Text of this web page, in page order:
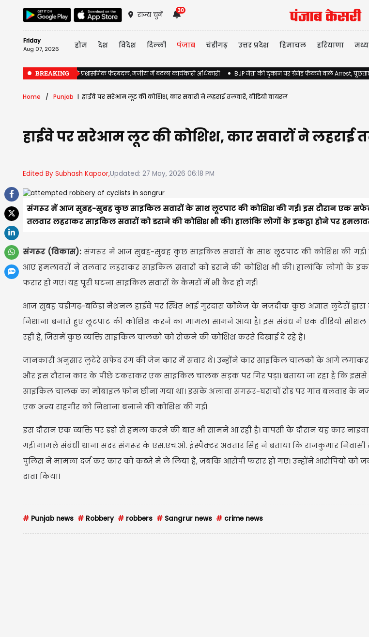
राज्य चुनें
30
Friday
Aug 07, 2026 होम देश विदेश दिल्ली पंजाब चंडीगढ़ उत्तर प्रदेश हिमाचल हरियाणा मध्य
BREAKING
पंजाब में चुनावों से पहले प्रशासनिक फेरबदल, मजीठा में बदला कार्यकारी अधिकारी BJP नेता की दुकान पर ग्रेनेड फेंकने वाले Arrest,
Home Punjab हाईवे पर सरेआम लूट की कोशिश, कार सवारों ने लहराई तलवारें, वीडियो वायरल
हाईवे पर सरेआम लूट की कोशिश, कार सवारों ने लहराई
Edited By Subhash Kapoor,Updated: 27 May, 2026 06:18 PM
संगरूर में आज सुबह-सुबह कुछ साइकिल सवारों के साथ लूटपाट की कोशिश की गई। इस दौरान एक
तलवार लहराकर साइकिल सवारों को डराने की कोशिश भी की। हालांकि लोगों के इकट्ठा होने पर
संगरूर (विकास):संगरूर में आज सुबह-सुबह कुछ साइकिल सवारों के साथ लूटपाट की कोशिश की
आए हमलावरों ने तलवार लहराकर साइकिल सवारों को डराने की कोशिश भी की। हालांकि लोगों के
फरार हो गए। यह पूरी घटना साइकिल सवारों के कैमरों में भी कैद हो गई।
आज सुबह चंडीगढ़-बठिंडा नैशनल हाईवे पर स्थित भाई गुरदास कॉलेज के नजदीक कुछ अज्ञात लुटेरों
निशाना बनाते हुए लूटपाट की कोशिश करने का मामला सामने आया है। इस संबंध में एक वीडियो सोशल
रही है, जिसमें कुछ व्यक्ति साइकिल चालकों को रोकने की कोशिश करते दिखाई दे रहे हैं।
जानकारी अनुसार लुटेरे सफेद रंग की जेन कार में सवार थे। उन्होंने कार साइकिल चालकों के आगे
और इस दौरान कार के पीछे टकराकर एक साइकिल चालक सड़क पर गिर पड़ा। बताया जा रहा है कि इससे
साइकिल चालक का मोबाइल फोन छीना गया था। इसके अलावा संगरूर-घराचों रोड पर गांव बलवाड़ के
एक अन्य राहगीर को निशाना बनाने की कोशिश की गई।
इस दौरान एक व्यक्ति पर डंडों से हमला करने की बात भी सामने आ रही है। वापसी के दौरान यह कार
गई। मामले संबंधी थाना सदर संगरूर के एस.एच.ओ. इंस्पैक्टर अवतार सिंह ने बताया कि राजकुमार
पुलिस ने मामला दर्ज कर कार को कब्जे में ले लिया है, जबकि आरोपी फरार हो गए। उन्होंने आरोपियों को
दावा किया।
# Punjab news # Robbery # robbers # Sangrur news # crime news